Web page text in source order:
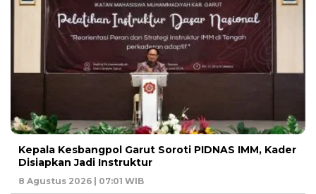
Kepala Kesbangpol Garut Soroti PIDNAS IMM, Kader
Disiapkan Jadi Instruktur
8 Agustus 2026 | 07:01 WIB